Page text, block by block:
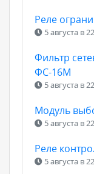
Реле
5 августа в
Фильтр
ФС-16М
5 августа в
Модуль
5 августа в
Реле
5 августа в